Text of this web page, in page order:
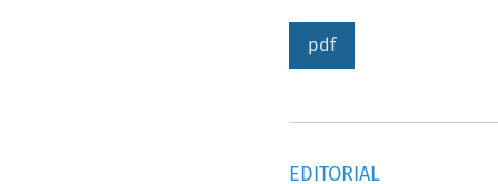
pdf
EDITORIAL